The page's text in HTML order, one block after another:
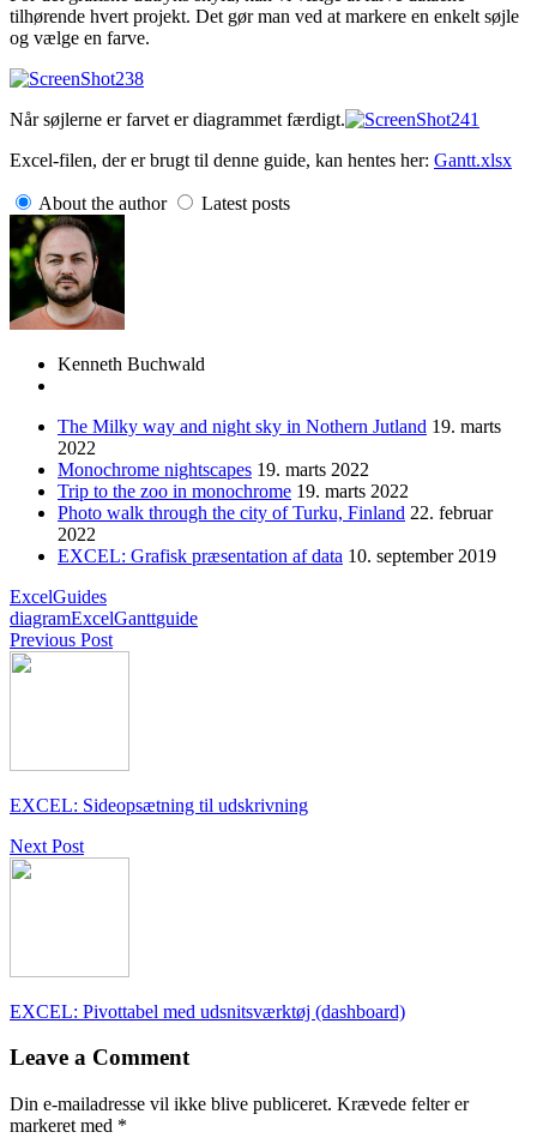
tilhørende hvert projekt. Det gør man ved at markere en enkelt søjle
og vælge en farve.
Når søjlerne er farvet er diagrammet færdigt.
Excel-filen, der er brugt til denne guide, kan hentes her: Gantt.xlsx
About the author Latest posts
Kenneth Buchwald
The Milky way and night sky in Nothern Jutland 19. marts
2022
Monochrome nightscapes 19. marts 2022
Trip to the zoo in monochrome 19. marts 2022
Photo walk through the city of Turku, Finland 22. februar
2022
EXCEL: Grafisk præsentation af data 10. september 2019
ExcelGuides
diagramExcelGanttguide
Previous Post
EXCEL: Sideopsætning til udskrivning
Next Post
EXCEL: Pivottabel med udsnitsværktøj (dashboard)
Leave a Comment
Din e-mailadresse vil ikke blive publiceret. Krævede felter er
markeret med *